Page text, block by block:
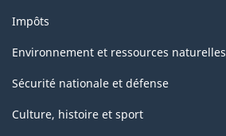
Impôts
Environnement et ressources naturelles
Sécurité nationale et défense
Culture, histoire et sport